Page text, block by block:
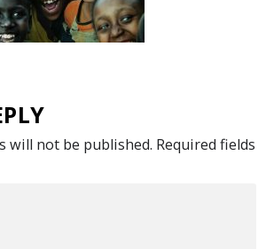
will not be published. Required fields